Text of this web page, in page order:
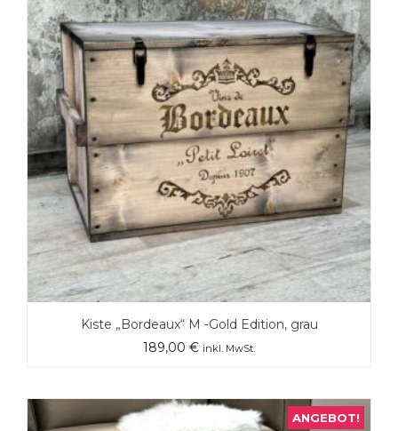
Kiste „Bordeaux“ M -Gold Edition, grau
189,00 € inkl. MwSt.
ANGEBOT!